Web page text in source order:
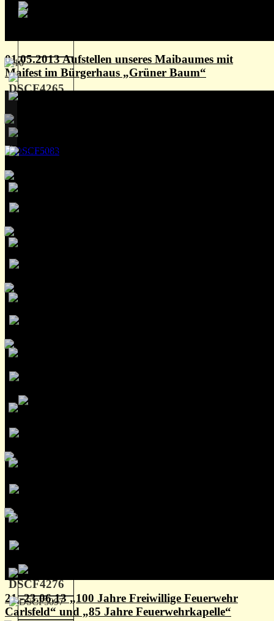
01.05.2013 Aufstellen unseres Maibaumes mit
Maifest im Bürgerhaus „Grüner Baum“
21.-23.06.13 „100 Jahre Freiwillige Feuerwehr
Carlsfeld“ und „85 Jahre Feuerwehrkapelle“